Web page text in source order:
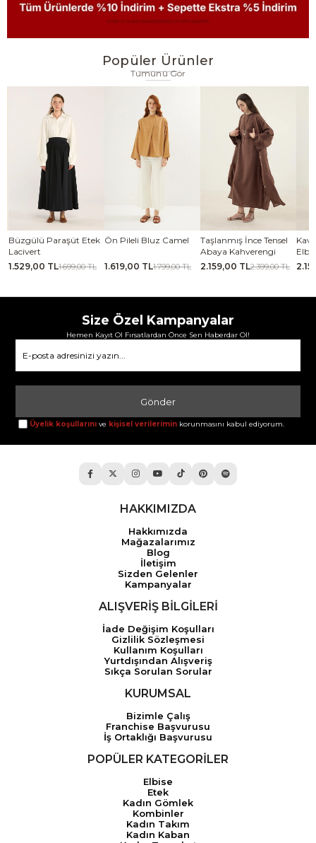
Popüler Ürünler
Tümünü Gör
Büzgülü Paraşüt Etek
Lacivert
1.529,00 TL1.699,00 TL
Ön Pileli Bluz Camel
1.619,00 TL1.799,00 TL
Taşlanmış İnce Tensel
Abaya Kahverengi
2.159,00 TL2.399,00 TL
Size Özel Kampanyalar
Hemen Kayıt Ol Fırsatlardan Önce Sen Haberdar Ol!
Gönder
Üyelik koşullarını ve kişisel verilerimin korunmasını kabul ediyorum.
HAKKIMIZDA
Hakkımızda
Mağazalarımız
Blog
İletişim
Sizden Gelenler
Kampanyalar
ALIŞVERİŞ BİLGİLERİ
İade Değişim Koşulları
Gizlilik Sözleşmesi
Kullanım Koşulları
Yurtdışından Alışveriş
Sıkça Sorulan Sorular
KURUMSAL
Bizimle Çalış
Franchise Başvurusu
İş Ortaklığı Başvurusu
POPÜLER KATEGORİLER
Elbise
Etek
Kadın Gömlek
Kombinler
Kadın Takım
Kadın Kaban